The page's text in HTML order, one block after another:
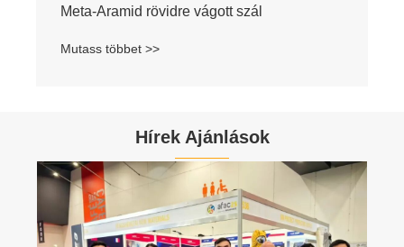
Meta-Aramid rövidre vágott szál
Mutass többet >>
Hírek Ajánlások